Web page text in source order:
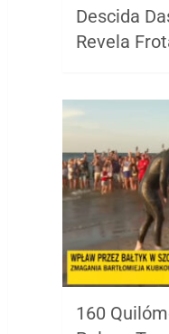
Descida
Revela
160